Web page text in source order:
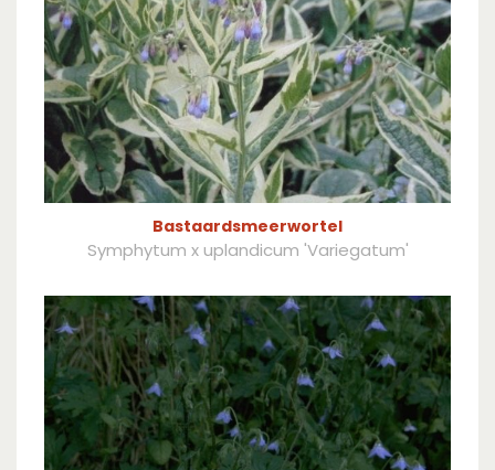
Bastaardsmeerwortel
Symphytum x uplandicum 'Variegatum'